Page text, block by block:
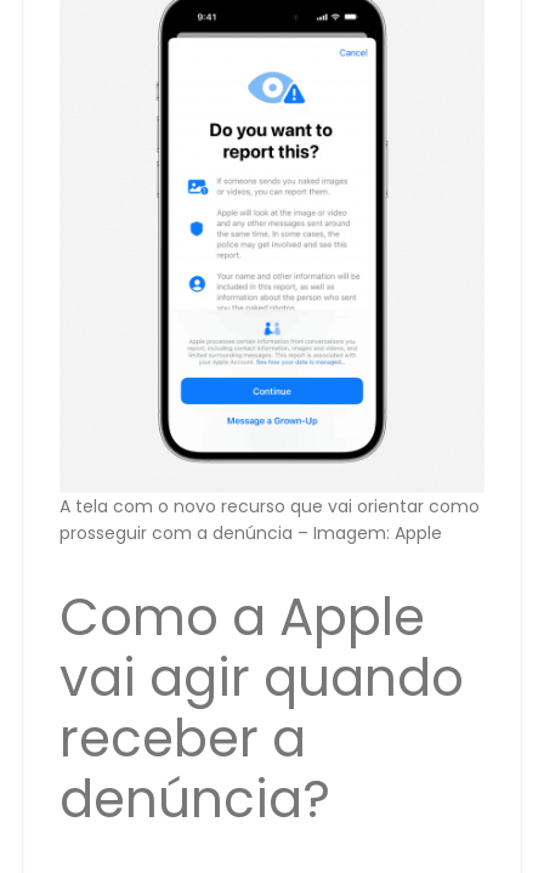
A tela com o novo recurso que vai orientar como
prosseguir com a denúncia – Imagem: Apple
Como a Apple
vai agir quando
receber a
denúncia?